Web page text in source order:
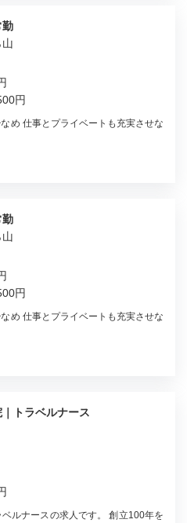
勤
円
め 仕事とプライベートも充実させな
勤
円
め 仕事とプライベートも充実させな
トラベルナース
ルナースの求人です。 創立100年を